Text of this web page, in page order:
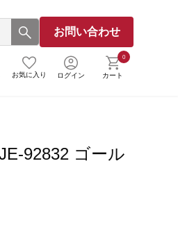
お問い合わせ
お気に入り ログイン
0
カート
92832 ゴール